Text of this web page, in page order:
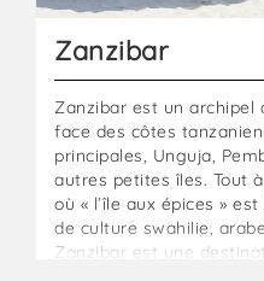
Zanzibar
Zanzibar est un archipel
face des côtes
principales, Unguja,
autres petites îles. Tout
où « l’île aux épices »
de culture swahilie,
Zanzibar est une